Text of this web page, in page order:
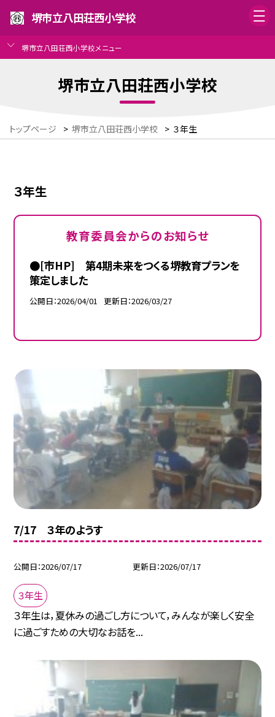
堺市立八田荘西小学校
堺市立八田荘西小学校メニュー
堺市立八田荘西小学校
トップページ > 堺市立八田荘西小学校 > ３年生
３年生
教育委員会からのお知らせ
●[市HP] 第4期未来をつくる堺教育プランを
策定しました
公開日 2026/04/01 更新日 2026/03/27
7/17 ３年のようす
公開日 2026/07/17 更新日 2026/07/17
３年生
３年生は，夏休みの過ごし方について，みんなが楽しく安全
に過ごすための大切なお話を...